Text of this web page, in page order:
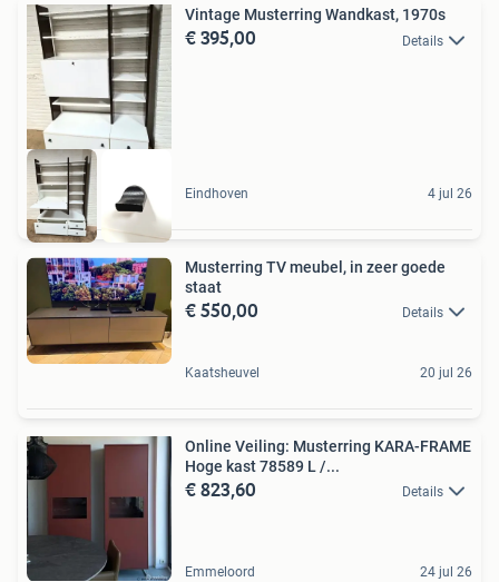
Vintage Musterring Wandkast, 1970s
€ 395,00 Details
Eindhoven 4 jul 26
Musterring TV meubel, in zeer goede
staat
€ 550,00 Details
Kaatsheuvel 20 jul 26
Online Veiling: Musterring KARA-FRAME
Hoge kast 78589 L /...
€ 823,60 Details
Emmeloord 24 jul 26